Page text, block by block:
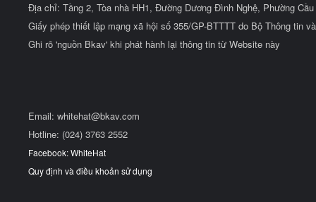
Địa chỉ: Tầng 2, Tòa nhà HH1, Đường Dương Đình Nghệ, Phường
Giấy phép thiết lập mạng xã hội số 355/GP-BTTTT do Bộ Thông tin
Ghi rõ 'nguồn Bkav' khi phát hành lại thông tin từ Website này
Email: whitehat@bkav.com
Hotline: (024) 3763 2552
Facebook: WhiteHat
Quy định và điều khoản sử dụng